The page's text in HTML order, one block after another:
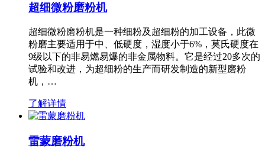
超细微粉磨粉机
超细微粉磨粉机是一种细粉及超细粉的加工设备，此微
粉磨主要适用于中、低硬度，湿度小于6%，莫氏硬度在
9级以下的非易燃易爆的非金属物料。它是经过20多次的
试验和改进，为超细粉的生产而研发制造的新型磨粉
机，…
了解详情
雷蒙磨粉机